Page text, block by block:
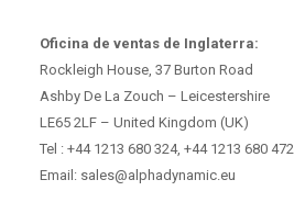
Oficina de ventas de Inglaterra:
Rockleigh House, 37 Burton Road
Ashby De La Zouch – Leicestershire
LE65 2LF – United Kingdom (UK)
Tel : +44 1213 680 324, +44 1213 680 472
Email: sales@alphadynamic.eu